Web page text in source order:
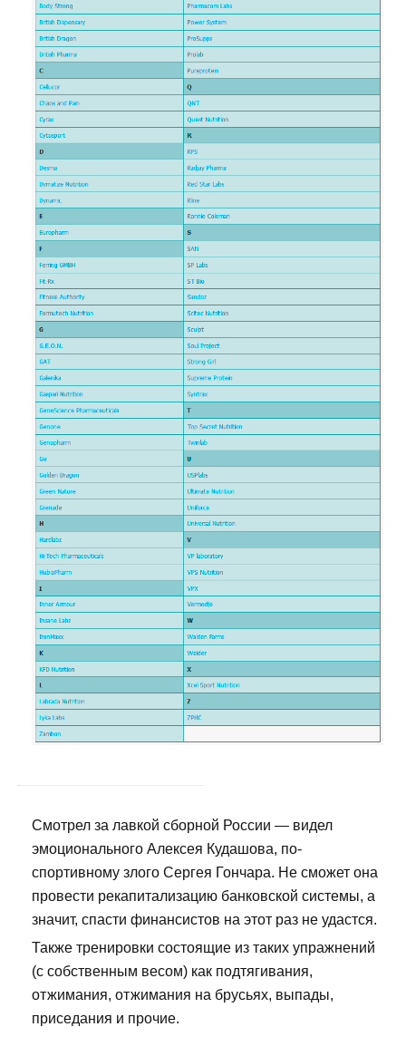
Смотрел за лавкой сборной России — видел
эмоционального Алексея Кудашова, по-
спортивному злого Сергея Гончара. Не сможет она
провести рекапитализацию банковской системы, а
значит, спасти финансистов на этот раз не удастся.
Также тренировки состоящие из таких упражнений
(с собственным весом) как подтягивания,
отжимания, отжимания на брусьях, выпады,
приседания и прочие.